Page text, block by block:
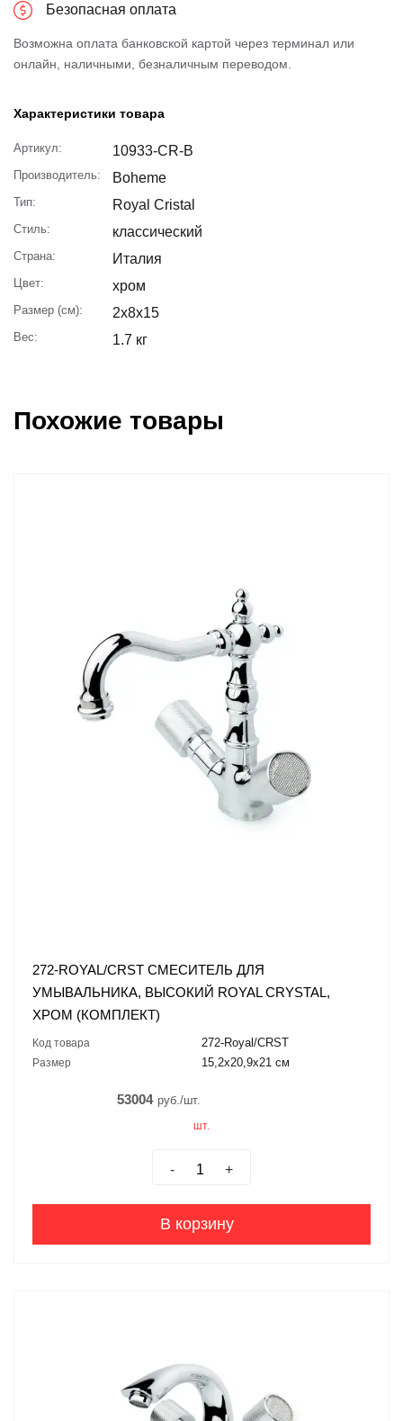
Безопасная оплата
Возможна оплата банковской картой через терминал или
онлайн, наличными, безналичным переводом.
Характеристики товара
Артикул: 10933-CR-B
Производитель: Boheme
Тип: Royal Cristal
Стиль: классический
Страна: Италия
Цвет: хром
Размер (см): 2x8x15
Вес: 1.7 кг
Похожие товары
272-ROYAL/CRST СМЕСИТЕЛЬ ДЛЯ
УМЫВАЛЬНИКА, ВЫСОКИЙ ROYAL CRYSTAL,
ХРОМ (КОМПЛЕКТ)
Код товара 272-Royal/CRST
Размер 15,2x20,9x21 см
53004 руб./шт.
шт.
- +
В корзину